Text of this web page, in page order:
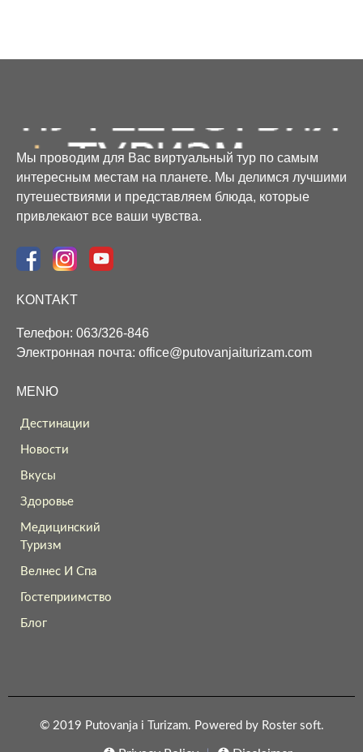
Мы провoдим для Вас виртуальный тур по самым
интересным местам на планете. Мы делимся лучшими
путешествиями и представляем блюда, которые
привлекают все ваши чувства.
KONTAKT
Телефон: 063/326-846
Электронная почта: office@putovanjaiturizam.com
MENЮ
Дестинации
Новости
Вкусы
Здоровье
Медицинский
Туризм
Велнес И Спa
Гостеприимство
Блог
© 2019 Putovanja i Turizam. Powered by Roster soft.